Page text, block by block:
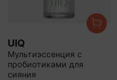
UIQ
Мультиэссенция с
пробиотиками для
сияния